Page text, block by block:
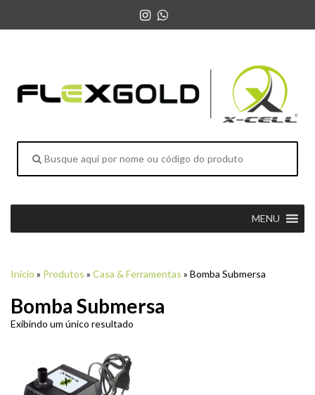
MENU
Início » Produtos » Casa & Ferramentas » Bomba Submersa
Bomba Submersa
Exibindo um único resultado